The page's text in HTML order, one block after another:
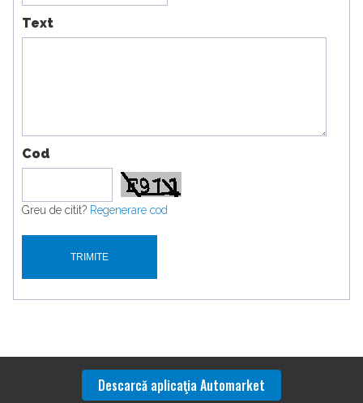
Text
Cod
Greu de citit? Regenerare cod
Descarcă aplicaţia Automarket